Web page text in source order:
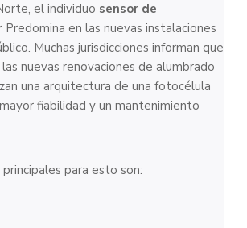
el individuo sensor de
Predomina en las nuevas instalaciones
Muchas jurisdicciones informan que
nuevas renovaciones de alumbrado
una arquitectura de una fotocélula
fiabilidad y un mantenimiento
para esto son: